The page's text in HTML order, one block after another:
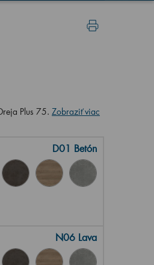
Plus 75. Zobraziť viac
D01 Betón
N06 Lava